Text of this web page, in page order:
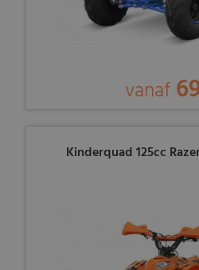
vanaf
Kinderquad 125cc